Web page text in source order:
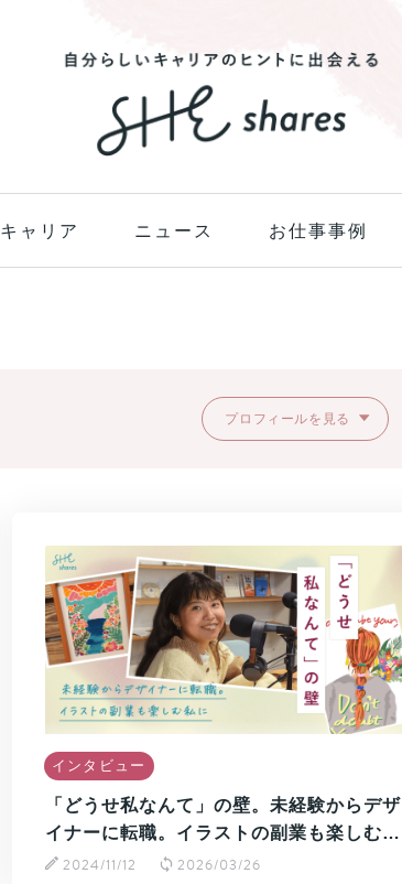
キャリア ニュース お仕事事例
プロフィールを見る
インタビュー
「どうせ私なんて」の壁。未経験からデザ
イナーに転職。イラストの副業も楽しむ…
2024/11/12 2026/03/26